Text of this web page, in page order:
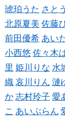
琥珀うた さと
北原夏美 佐藤
前田優希 あい
小西悠 佐々木
里 姫川りな 水
織 哀川りん 漣
か 志村玲子 愛
こ あいぶらん